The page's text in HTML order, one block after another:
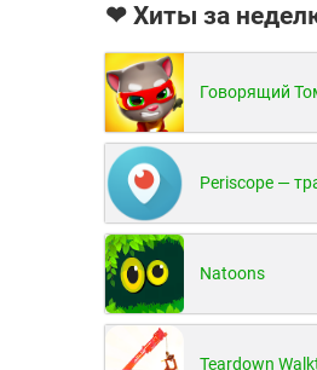
❤ Хиты за
Говорящий
Natoons
Teardown